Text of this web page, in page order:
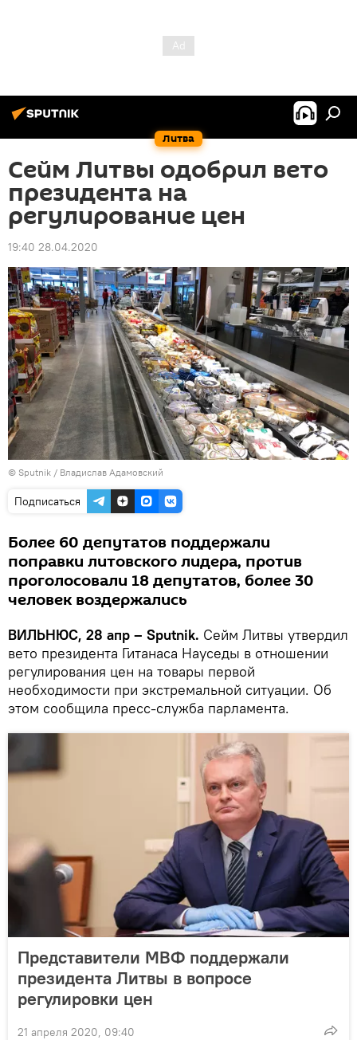
Литва
Сейм Литвы одобрил вето
президента на
регулирование цен
19:40 28.04.2020
© Sputnik / Владислав Адамовский
Подписаться
Более 60 депутатов поддержали
поправки литовского лидера, против
проголосовали 18 депутатов, более 30
человек воздержались
ВИЛЬНЮС, 28 апр – Sputnik. Сейм Литвы утвердил
вето президента Гитанаса Науседы в отношении
регулирования цен на товары первой
необходимости при экстремальной ситуации. Об
этом сообщила пресс-служба парламента.
Представители МВФ поддержали
президента Литвы в вопросе
регулировки цен
21 апреля 2020, 09:40